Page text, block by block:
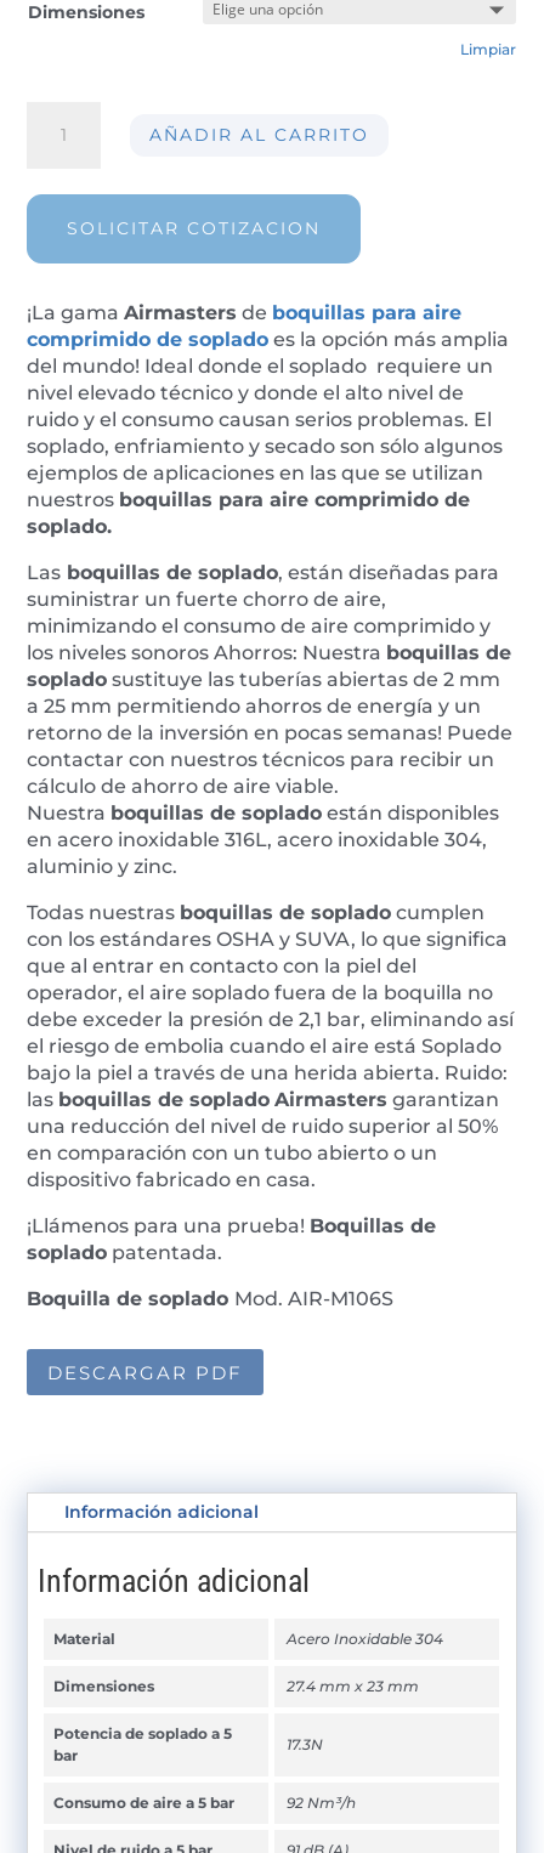
Dimensiones
Limpiar
AIR-
M106S
cantidad
AÑADIR AL CARRITO
SOLICITAR COTIZACION
¡La gamaAirmasters de boquillas para aire
comprimido de soplado es la opción más amplia
del mundo! Ideal donde el soplado requiere un
nivel elevado técnico y donde el alto nivel de
ruido y el consumo causan serios problemas. El
soplado, enfriamiento y secado son sólo algunos
ejemplos de aplicaciones en las que se utilizan
nuestros boquillas para aire comprimido de
soplado.
Las boquillas de soplado, están diseñadas para
suministrar un fuerte chorro de aire,
minimizando el consumo de aire comprimido y
los niveles sonoros Ahorros: Nuestra boquillas de
soplado sustituye las tuberías abiertas de 2 mm
a 25 mm permitiendo ahorros de energía y un
retorno de la inversión en pocas semanas! Puede
contactar con nuestros técnicos para recibir un
cálculo de ahorro de aire viable.
Nuestra boquillas de soplado están disponibles
en acero inoxidable 316L, acero inoxidable 304,
aluminio y zinc.
Todas nuestras boquillas de soplado cumplen
con los estándares OSHA y SUVA, lo que significa
que al entrar en contacto con la piel del
operador, el aire soplado fuera de la boquilla no
debe exceder la presión de 2,1 bar, eliminando así
el riesgo de embolia cuando el aire está Soplado
bajo la piel a través de una herida abierta. Ruido:
las boquillas de soplado Airmasters garantizan
una reducción del nivel de ruido superior al 50%
en comparación con un tubo abierto o un
dispositivo fabricado en casa.
¡Llámenos para una prueba! Boquillas de
soplado patentada.
Boquilla de soplado Mod. AIR-M106S
DESCARGAR PDF
Información adicional
Información adicional
Material Acero Inoxidable 304
Dimensiones 27.4 mm x 23 mm
Potencia de soplado a 5
bar
17.3N
Consumo de aire a 5 bar 92 Nm³/h